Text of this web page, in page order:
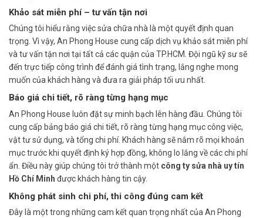
Khảo sát miễn phí – tư vấn tận nơi
Chúng tôi hiểu rằng việc sửa chữa nhà là một quyết định quan
trọng. Vì vậy, An Phong House cung cấp dịch vụ khảo sát miễn phí
và tư vấn tận nơi tại tất cả các quận của TP.HCM. Đội ngũ kỹ sư sẽ
đến trực tiếp công trình để đánh giá tình trạng, lắng nghe mong
muốn của khách hàng và đưa ra giải pháp tối ưu nhất.
Báo giá chi tiết, rõ ràng từng hạng mục
An Phong House luôn đặt sự minh bạch lên hàng đầu. Chúng tôi
cung cấp bảng báo giá chi tiết, rõ ràng từng hạng mục công việc,
vật tư sử dụng, và tổng chi phí. Khách hàng sẽ nắm rõ mọi khoản
mục trước khi quyết định ký hợp đồng, không lo lắng về các chi phí
ẩn. Điều này giúp chúng tôi trở thành một công ty sửa nhà uy tín
Hồ Chí Minh được khách hàng tin cậy.
Không phát sinh chi phí, thi công đúng cam kết
Đây là một trong những cam kết quan trọng nhất của An Phong